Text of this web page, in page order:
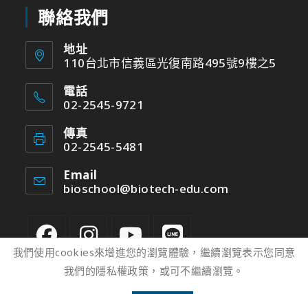
聯絡我們
地址
110台北市信義區光復南路495號9樓之5
電話
02-2545-9721
傳真
02-2545-5481
Email
bioschool@biotech-edu.com
我們使用cookies來增進您的瀏覽體驗，繼續瀏覽表示您同意
我們的隱私權政策，或可不繼續瀏覽。